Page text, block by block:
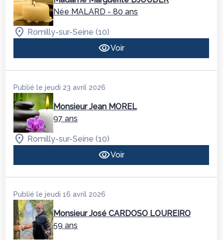
Née MALARD - 80 ans
Romilly-sur-Seine (10)
Voir
Publié le jeudi 23 avril 2026
Monsieur Jean MOREL
97 ans
Romilly-sur-Seine (10)
Voir
Publié le jeudi 16 avril 2026
Monsieur José CARDOSO LOUREIRO
59 ans